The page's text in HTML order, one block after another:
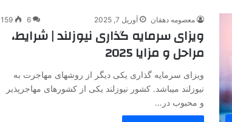
معصومه دهقان آوریل 7, 2025 6
159
ویزای سرمایه‌ گذاری نیوزلند | شرایط،
مراحل و مزایا 2025
ویزای سرمایه گذاری یکی دیگر از روشهای مهاجرت به
نیوزلند میباشد. کشور نیوزلند یکی از کشورهای مهاجرپذیر
و محبوب در…